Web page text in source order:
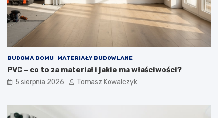
BUDOWA DOMU MATERIAŁY BUDOWLANE
PVC – co to za materiał i jakie ma właściwości?
5 sierpnia 2026 Tomasz Kowalczyk